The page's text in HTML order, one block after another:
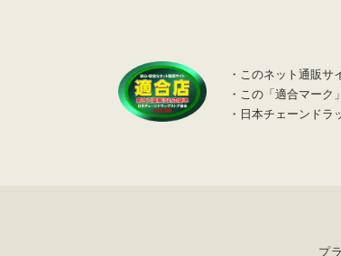
・このネット通販サ
・この「適合マーク
・日本チェーンド
プ